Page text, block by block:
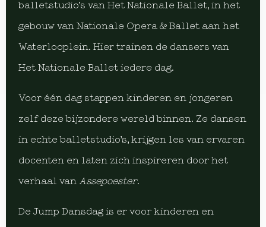
balletstudio’s van Het Nationale Ballet, in het
gebouw van Nationale Opera & Ballet aan het
Waterlooplein. Hier trainen de dansers van
Het Nationale Ballet iedere dag.
Voor één dag stappen kinderen en jongeren
zelf deze bijzondere wereld binnen. Ze dansen
in echte balletstudio’s, krijgen les van ervaren
docenten en laten zich inspireren door het
verhaal van Assepoester.
De Jump Dansdag is er voor kinderen en